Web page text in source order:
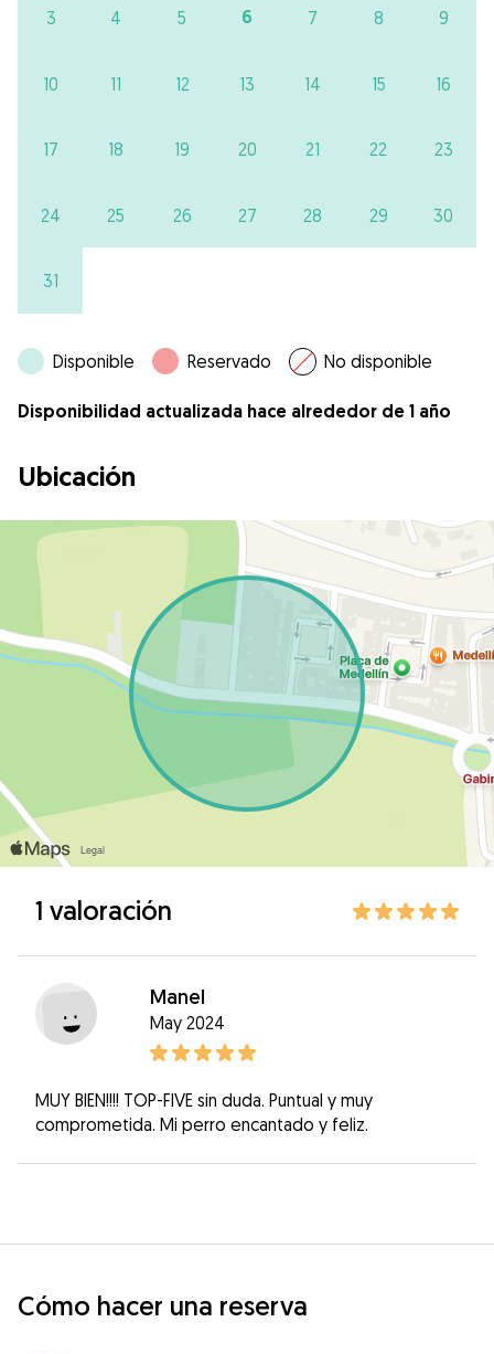
3 4 5 6 7 8 9
10 11 12 13 14 15 16
17 18 19 20 21 22 23
24 25 26 27 28 29 30
31
Disponible Reservado No disponible
Disponibilidad actualizada hace alrededor de 1 año
Ubicación
1 valoración
Manel
May 2024
MUY BIEN!!!! TOP-FIVE sin duda. Puntual y muy
comprometida. Mi perro encantado y feliz.
Cómo hacer una reserva